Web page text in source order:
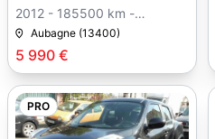
5 990 €
2012 - 185500 km -
Manuelle
Aubagne (13400)
PRO